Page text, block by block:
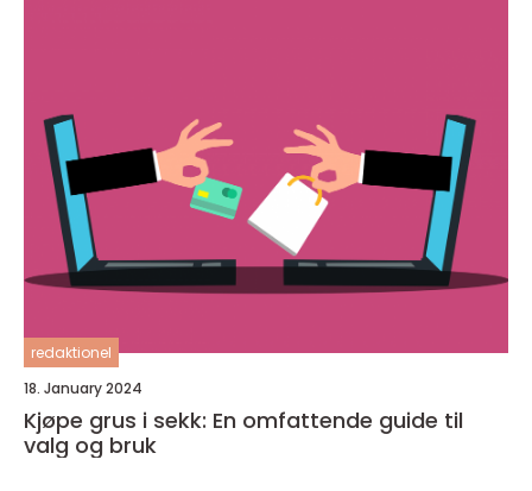
redaktionel
18. January 2024
Kjøpe grus i sekk: En omfattende guide til
valg og bruk